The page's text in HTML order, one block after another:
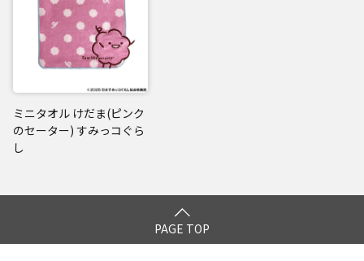
ミニタオル けだま(ピンク
のセーター) すみっコぐら
し
PAGE TOP